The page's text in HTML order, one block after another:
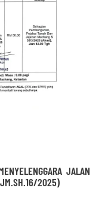
JALAN
2025)